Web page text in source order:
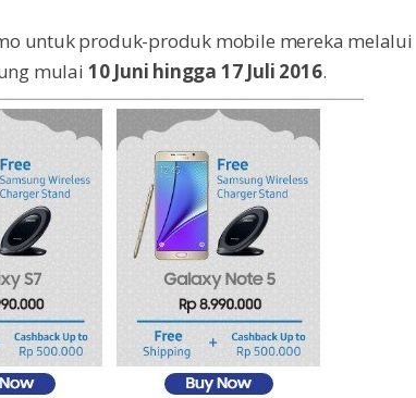
untuk produk-produk mobile mereka melalui
mulai 10 Juni hingga 17 Juli 2016.